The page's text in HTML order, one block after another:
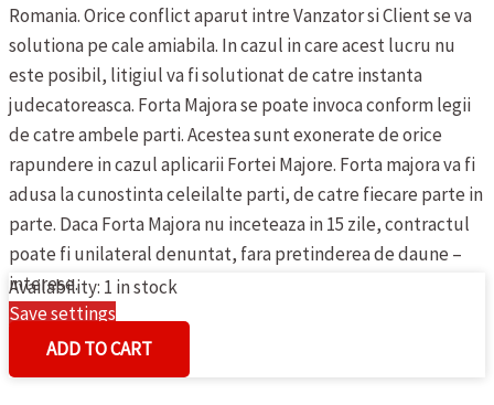
Romania. Orice conflict aparut intre Vanzator si Client se va
solutiona pe cale amiabila. In cazul in care acest lucru nu
este posibil, litigiul va fi solutionat de catre instanta
judecatoreasca. Forta Majora se poate invoca conform legii
de catre ambele parti. Acestea sunt exonerate de orice
rapundere in cazul aplicarii Fortei Majore. Forta majora va fi
adusa la cunostinta celeilalte parti, de catre fiecare parte in
parte. Daca Forta Majora nu inceteaza in 15 zile, contractul
poate fi unilateral denuntat, fara pretinderea de daune –
interese.
Save settings
Cookies settings
Availability: 1 in stock
ADD TO CART